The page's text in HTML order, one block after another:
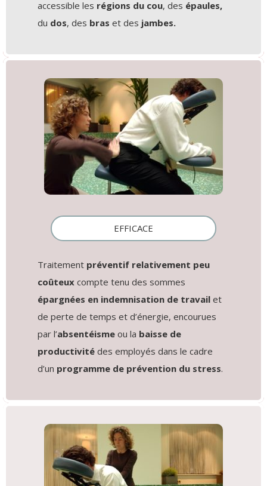
accessible les régions du cou, des épaules,
du dos, des bras et des jambes.
EFFICACE
Traitement préventif relativement peu
coûteux compte tenu des sommes
épargnées en indemnisation de travail et
de perte de temps et d’énergie, encourues
par l’absentéisme ou la baisse de
productivité des employés dans le cadre
d’un programme de prévention du stress.